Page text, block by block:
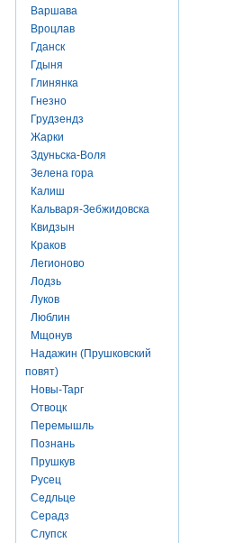
Варшава
Вроцлав
Гданск
Гдыня
Глинянка
Гнезно
Грудзендз
Жарки
Здуньска-Воля
Зелена гора
Калиш
Кальваря-Зебжидовска
Квидзын
Краков
Легионово
Лодзь
Луков
Люблин
Мщонув
Надажин (Прушковский
повят)
Новы-Тарг
Отвоцк
Перемышль
Познань
Прушкув
Русец
Седльце
Серадз
Слупск